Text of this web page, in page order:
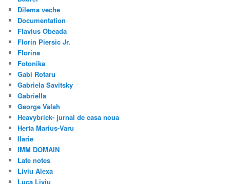
Dilema veche
Documentation
Flavius Obeada
Florin Piersic Jr.
Florina
Fotonika
Gabi Rotaru
Gabriela Savitsky
Gabriella
George Valah
Heavybrick- jurnal de casa noua
Herta Marius-Varu
Ilarie
IMM DOMAIN
Late notes
Liviu Alexa
Luca Liviu